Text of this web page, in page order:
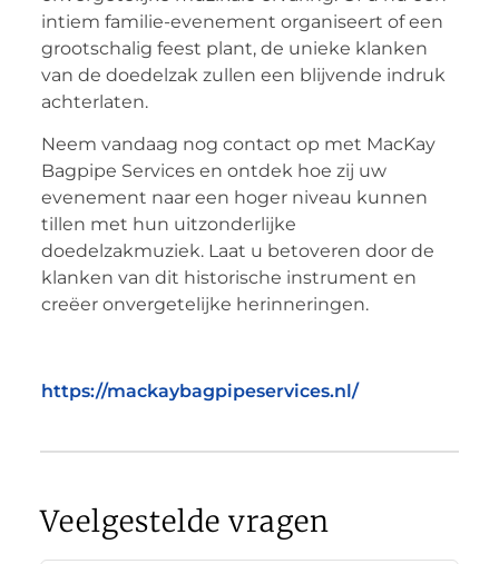
intiem familie-evenement organiseert of een
grootschalig feest plant, de unieke klanken
van de doedelzak zullen een blijvende indruk
achterlaten.
Neem vandaag nog contact op met MacKay
Bagpipe Services en ontdek hoe zij uw
evenement naar een hoger niveau kunnen
tillen met hun uitzonderlijke
doedelzakmuziek. Laat u betoveren door de
klanken van dit historische instrument en
creëer onvergetelijke herinneringen.
https://mackaybagpipeservices.nl/
Veelgestelde vragen